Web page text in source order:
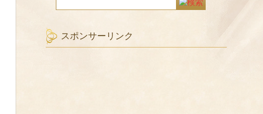
スポンサーリンク